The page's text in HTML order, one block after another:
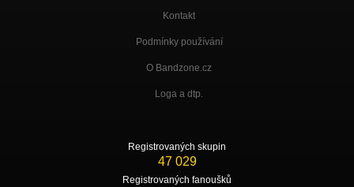
Kontakt
Podmínky používání
O Bandzone.cz
Loga a dtp.
Registrovaných skupin
47 029
Registrovaných fanoušků